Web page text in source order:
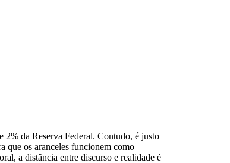
2% da Reserva Federal. Contudo, é justo
que os aranceles funcionem como
a distância entre discurso e realidade é